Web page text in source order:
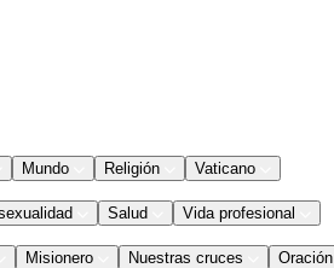
Mundo Religión Vaticano
Salud Vida profesional
Misionero Nuestras cruces Oración